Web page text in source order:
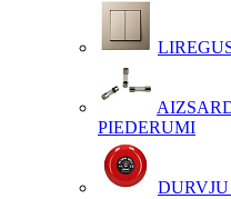
PIEDERUMI